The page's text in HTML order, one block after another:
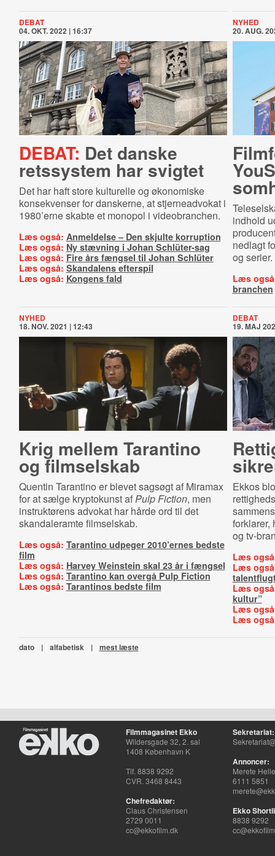
DEBAT
04. OKT. 2022 | 16:37
DEBAT: Det danske
retssystem har svigtet
Det har haft store kulturelle og økonomiske
konsekvenser for danskerne, at stjerneadvokat i
1980’erne skabte et monopol i videobranchen.
Læs også: Anmeldelse – Den skjulte korruption
Læs også: Ny stævning i Johan Schlüter-sag
Læs også: Fire års fængsel til Johan Schlüter
Læs også: Skandalens efterspil
Læs også: Kongens fald
NYHED
20. AUG.
indhold
nedlagt
og serier.
Læs
branchen
NYHED
18. NOV. 2021 | 12:43
Krig mellem Tarantino
og filmselskab
Quentin Tarantino er blevet sagsøgt af Miramax
for at sælge kryptokunst afPulp Fiction, men
instruktørens advokat har hårde ord til det
skandaleramte filmselskab.
Læs også: Tarantino udpeger 2010’ernes bedste
film
Læs også: Harvey Weinstein skal 23 år i fængsel
Læs også: Tarantino kan overgå Pulp Fiction
Læs også: Tarantinos bedste film
DEBAT
19. MAJ
Ekkos
forklarer,
og tv-
Læs
Læs
Læs
kultur”
Læs
Læs
dato | alfabetisk | mest læste
Filmmagasinet Ekko
Wildersgade 32, 2. sal
1408 København K
Tlf. 8838 9292
CVR. 3468 8443
Chefredaktør:
Claus Christensen
2729 0011
cc@ekkofilm.dk
Sekretariat:
Annoncer:
Merete
6111 5851
Ekko
8838 9292